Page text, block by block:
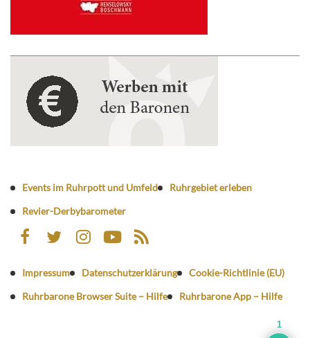
Events im Ruhrpott und Umfeld
Ruhrgebiet erleben
Revier-Derbybarometer
Impressum Datenschutzerklärung
Cookie-Richtlinie (EU)
Ruhrbarone Browser Suite – Hilfe
Ruhrbarone App – Hilfe
1